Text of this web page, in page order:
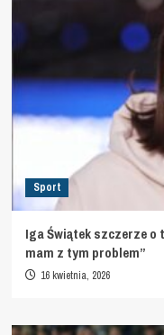
Sport
Iga Świątek szczerze o
mam z tym problem”
16 kwietnia, 2026